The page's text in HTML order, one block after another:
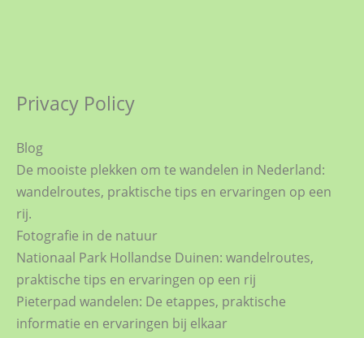
Privacy Policy
Blog
De mooiste plekken om te wandelen in Nederland:
wandelroutes, praktische tips en ervaringen op een
rij.
Fotografie in de natuur
Nationaal Park Hollandse Duinen: wandelroutes,
praktische tips en ervaringen op een rij
Pieterpad wandelen: De etappes, praktische
informatie en ervaringen bij elkaar